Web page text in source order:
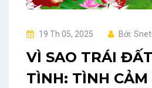
19 Th 05, 2025 Bởi:
VÌ SAO TRÁI
TÌNH: TÌNH